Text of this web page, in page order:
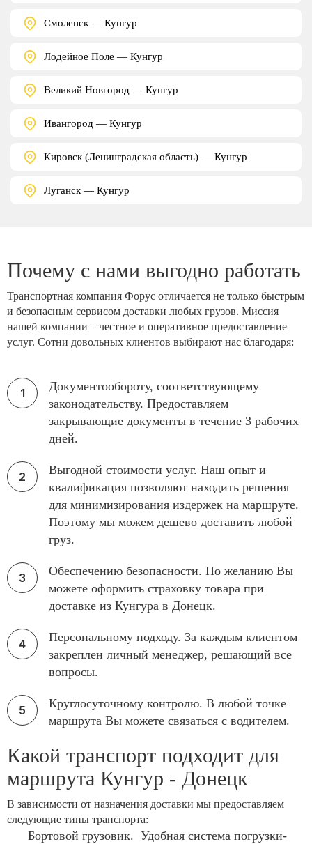
Смоленск — Кунгур
Лодейное Поле — Кунгур
Великий Новгород — Кунгур
Ивангород — Кунгур
Кировск (Ленинградская область) — Кунгур
Луганск — Кунгур
Почему с нами выгодно работать
Транспортная компания Форус отличается не только быстрым
и безопасным сервисом доставки любых грузов. Миссия
нашей компании – честное и оперативное предоставление
услуг. Сотни довольных клиентов выбирают нас благодаря:
Документообороту, соответствующему
законодательству. Предоставляем
закрывающие документы в течение 3 рабочих
дней.
Выгодной стоимости услуг. Наш опыт и
квалификация позволяют находить решения
для минимизирования издержек на маршруте.
Поэтому мы можем дешево доставить любой
груз.
Обеспечению безопасности. По желанию Вы
можете оформить страховку товара при
доставке из Кунгура в Донецк.
Персональному подходу. За каждым клиентом
закреплен личный менеджер, решающий все
вопросы.
Круглосуточному контролю. В любой точке
маршрута Вы можете связаться с водителем.
Какой транспорт подходит для
маршрута Кунгур - Донецк
В зависимости от назначения доставки мы предоставляем
следующие типы транспорта:
Бортовой грузовик. Удобная система погрузки-